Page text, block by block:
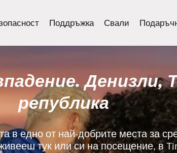
Поддръжка Свали
Денизли,
република
в едно от най-добрите места за
тук или си на посещение, в